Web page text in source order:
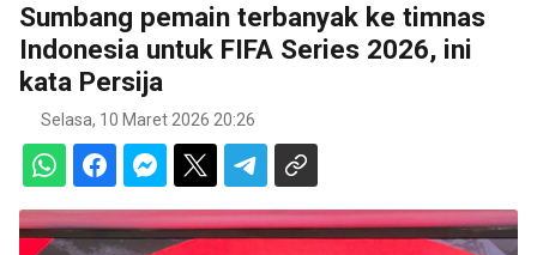
Sumbang pemain terbanyak ke timnas
Indonesia untuk FIFA Series 2026, ini
kata Persija
Selasa, 10 Maret 2026 20:26